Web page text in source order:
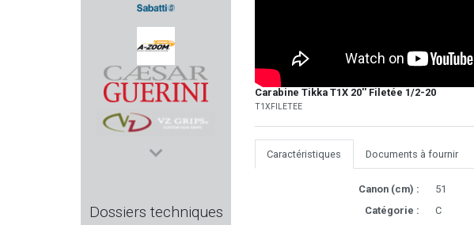
BUL ARMORY
SABATTI
A-ZOOM
CAESAR GUERINI
VZ GRIPS
Dossiers techniques
Carabine Tikka T1X 20'' Filetée 1/2-20
T1XFILETEE
Caractéristiques Documents à fournir
Canon (cm) :
51
Catégorie :
C